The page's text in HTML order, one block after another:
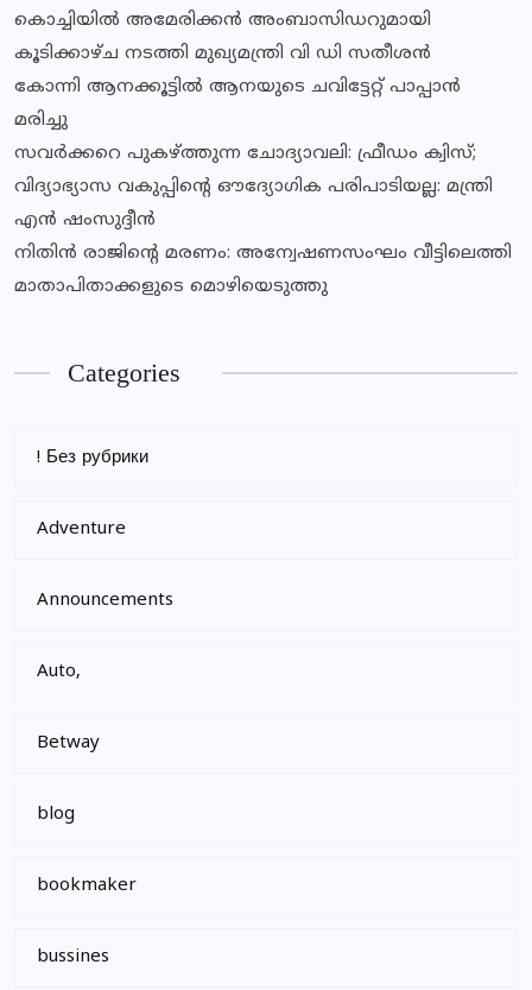
കൊച്ചിയിൽ അമേരിക്കൻ അംബാസിഡറുമായി
കൂടിക്കാഴ്ച നടത്തി മുഖ്യമന്ത്രി വി ഡി സതീശൻ
കോന്നി ആനക്കൂട്ടിൽ ആനയുടെ ചവിട്ടേറ്റ് പാപ്പാൻ
മരിച്ചു
സവര്‍ക്കറെ പുകഴ്ത്തുന്ന ചോദ്യാവലി: ഫ്രീഡം ക്വിസ്;
വിദ്യാഭ്യാസ വകുപ്പിൻ്റെ ഔദ്യോഗിക പരിപാടിയല്ല: മന്ത്രി
എൻ ഷംസുദ്ദീൻ
നിതിൻ രാജിൻ്റെ മരണം: അന്വേഷണസംഘം വീട്ടിലെത്തി
മാതാപിതാക്കളുടെ മൊഴിയെടുത്തു
Categories
! Без рубрики
Adventure
Announcements
Auto,
Betway
blog
bookmaker
bussines